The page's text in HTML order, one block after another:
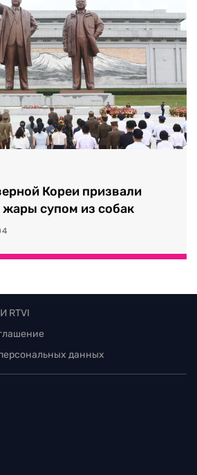
Кореи призвали
жары супом из собак
RTVI
данных